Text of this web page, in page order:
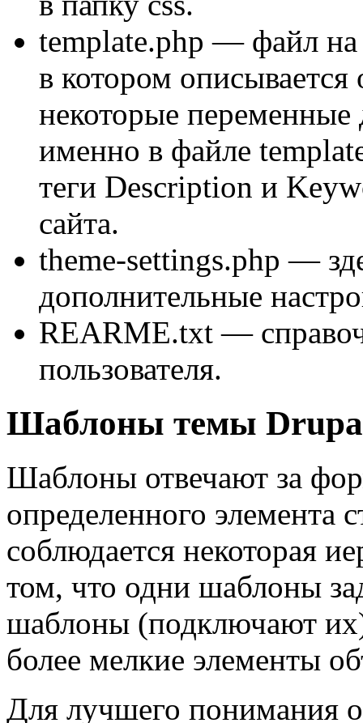
template.php — файл на
в котором описывается
некоторые
именно в файле
теги Description и
сайта.
theme-settings.php —
дополнительные
REARME.txt —
пользователя.
Шаблоны темы
Шаблоны отвечают за
определенного элемента
соблюдается некоторая
том, что одни шаблоны
шаблоны (подключают
более мелкие элементы
Для лучшего понимания